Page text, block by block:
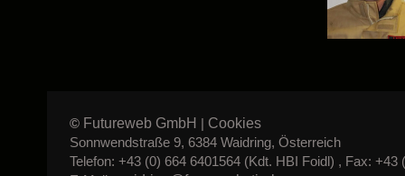
© Futureweb GmbH | Cookies
Sonnwendstraße 9, 6384 Waidring, Österreich
Telefon: +43 (0) 664 6401564 (Kdt. HBI Foidl) , Fax: +43